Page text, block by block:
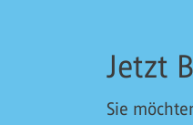
Jetzt
Sie